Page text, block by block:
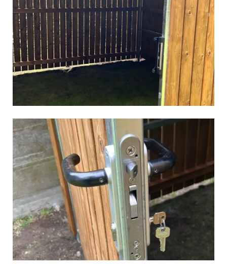
Vergroot
Vergroot